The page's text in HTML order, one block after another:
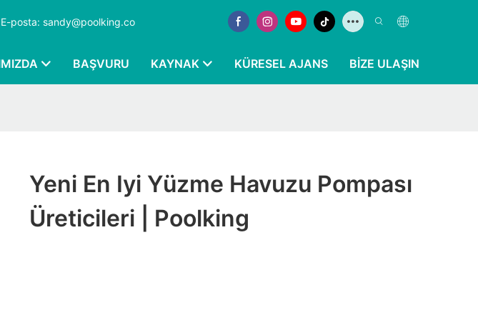
E-posta: sandy@poolking.co
BAŞVURU KAYNAK KÜRESEL AJANS BIZE ULAŞIN
Yeni En Iyi Yüzme Havuzu Pompası
Üreticileri | Poolking